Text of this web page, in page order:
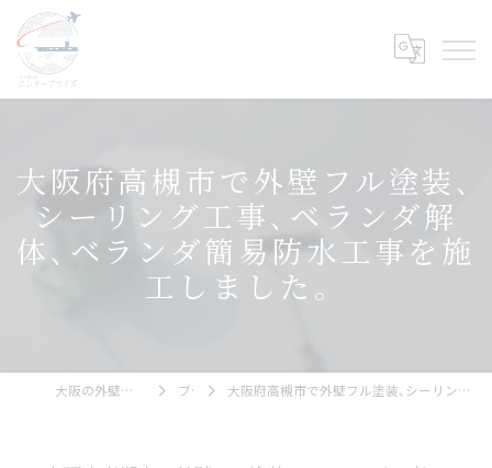
大阪府高槻市で外壁フル塗装､
シーリング工事､ベランダ解
体､ベランダ簡易防水工事を施
工しました。
大阪の外壁塗装ならエンタープライズ ブログ 大阪府高槻市で外壁フル塗装､シーリング工事､ベランダ解体､ベランダ簡易防水工事を施工しました。